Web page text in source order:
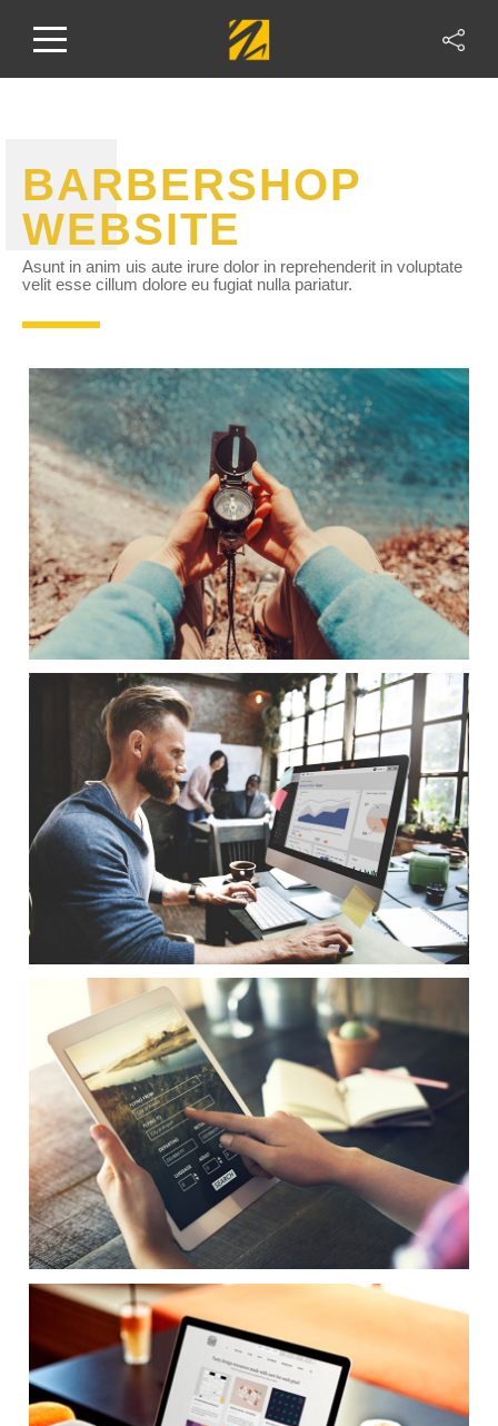
BARBERSHOP
WEBSITE
Asunt in anim uis aute irure dolor in reprehenderit in voluptate
velit esse cillum dolore eu fugiat nulla pariatur.